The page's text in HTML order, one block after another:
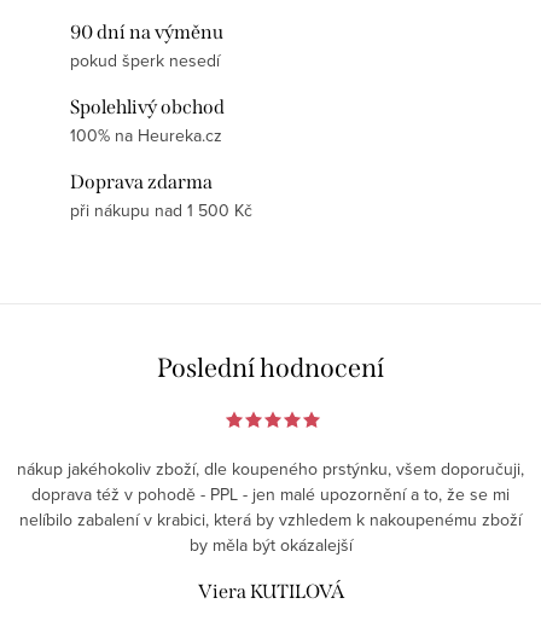
90 dní na výměnu
pokud šperk nesedí
Spolehlivý obchod
100% na Heureka.cz
Doprava zdarma
při nákupu nad 1 500 Kč
Poslední hodnocení
nákup jakéhokoliv zboží, dle koupeného prstýnku, všem doporučuji,
doprava též v pohodě - PPL - jen malé upozornění a to, že se mi
nelíbilo zabalení v krabici, která by vzhledem k nakoupenému zboží
by měla být okázalejší
Viera KUTILOVÁ